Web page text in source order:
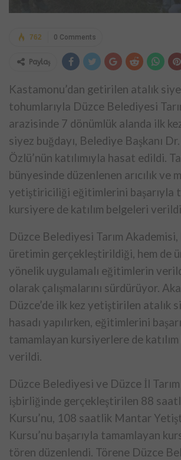
0 Comments
762
Paylaş
Kastamonu’dan getirilen atalık
tohumlarıyla Düzce Belediyesi
arazisinde 7 dönümlük alanda ilk
siyez buğdayı, Belediye Başkanı
Özlü’nün katılımıyla hasat edildi.
bünyesinde düzenlenen arıcılık ve
yetiştiriciliği eğitimlerini başarıyla
kursiyere de katılım belgeleri
Düzce Belediyesi Tarım Akademisi,
üretimin gerçekleştirildiği, hem de
yönelik uygulamalı eğitimlerin
olarak çalışmalarını sürdürüyor.
Düzce’de ilk kez yetiştirilen atalık
hasadı yapılırken, eğitimlerini
tamamlayan kursiyerlere de
verildi.
Düzce Belediyesi ve Düzce İl
işbirliğinde gerçekleştirilen 88
Kursu’nu, 108 saatlik Mantar
Kursu’nu başarıyla tamamlayan
tören düzenlendi. Törene Düzce